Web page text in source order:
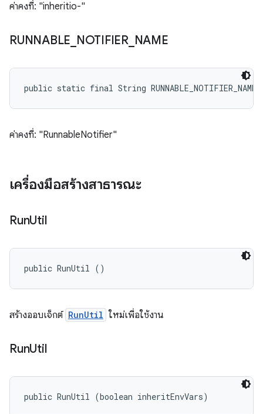
ค่าคงที่: "inheritio-"
RUNNABLE NOTIFIER_ NAME
public static final String RUNNABLE_NOTIFIER_NAME
ค่าคงที่: "RunnableNotifier"
เครื่องมือสร้างสาธารณะ
RunUtil
public RunUtil ()
สร้างออบเจ็กต์ RunUtil ใหม่เพื่อใช้งาน
RunUtil
public RunUtil (boolean inheritEnvVars)